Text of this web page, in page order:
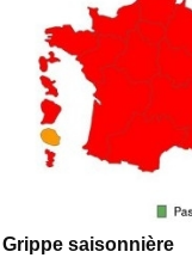
Grippe saisonnière